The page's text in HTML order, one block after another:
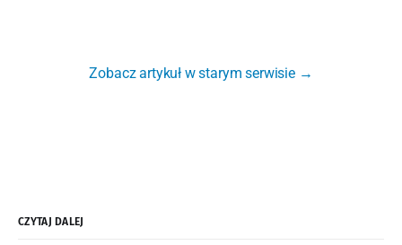
Zobacz artykuł w starym serwisie →
CZYTAJ DALEJ